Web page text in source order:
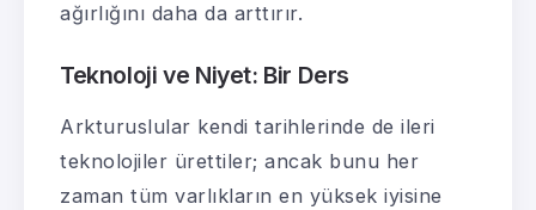
ağırlığını daha da arttırır.
Teknoloji ve Niyet: Bir Ders
Arkturuslular kendi tarihlerinde de ileri
teknolojiler ürettiler; ancak bunu her
zaman tüm varlıkların en yüksek iyisine